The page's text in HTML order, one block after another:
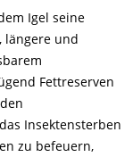
Igel seine
längere und
Fettreserven
Insektensterben
zu befeuern,